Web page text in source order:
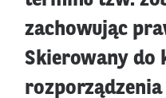
zachowując
Skierowany do